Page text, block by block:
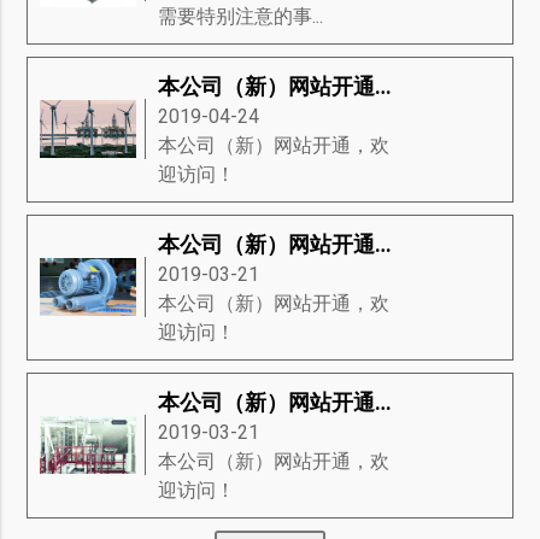
需要特别注意的事...
本公司（新）网站开通，欢迎访问！
2019-04-24
本公司（新）网站开通，欢
迎访问！
本公司（新）网站开通，欢迎访问！
2019-03-21
本公司（新）网站开通，欢
迎访问！
本公司（新）网站开通，欢迎访问！
2019-03-21
本公司（新）网站开通，欢
迎访问！